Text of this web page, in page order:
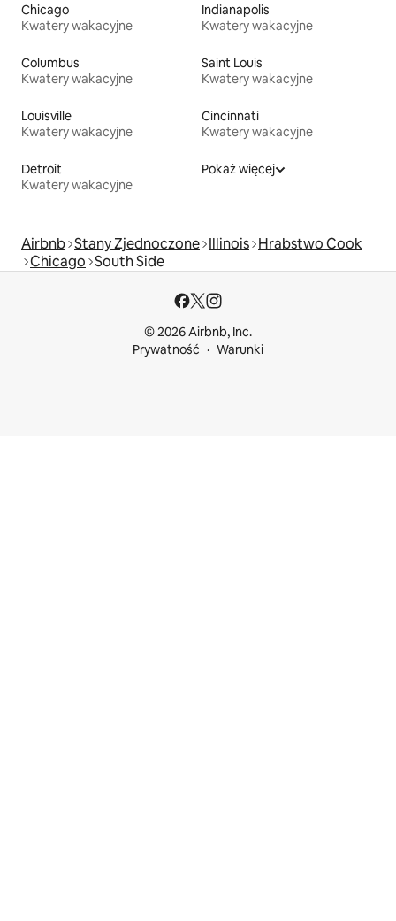
Chicago
Kwatery wakacyjne
Indianapolis
Kwatery wakacyjne
Columbus
Kwatery wakacyjne
Saint Louis
Kwatery wakacyjne
Louisville
Kwatery wakacyjne
Cincinnati
Kwatery wakacyjne
Detroit
Kwatery wakacyjne
Pokaż więcej
Airbnb Stany Zjednoczone Illinois Hrabstwo Cook
Chicago South Side
© 2026 Airbnb, Inc.
Prywatność
Warunki